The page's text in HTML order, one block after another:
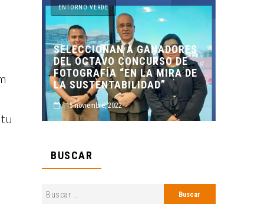
ENTORNO VERDE
SELECCIONAN A GANADORES
DEL OCTAVO CONCURSO DE
FOTOGRAFÍA “EN LA MIRA DE
LA SUSTENTABILIDAD”
15 noviembre, 2022
ENTORNO VERDE
ENTORNO
PRESENTES
MUERTOS
2 noviembre, 2022
BUSCAR